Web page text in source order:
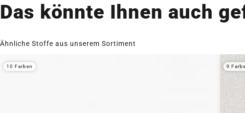
Das könnte Ihnen auch
Ähnliche Stoffe aus unserem Sortiment
10 Farben 9